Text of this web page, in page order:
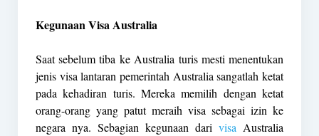
Kegunaan Visa Australia
Saat sebelum tiba ke Australia turis mesti menentukan
jenis visa lantaran pemerintah Australia sangatlah ketat
pada kehadiran turis. Mereka memilih dengan ketat
orang-orang yang patut meraih visa sebagai izin ke
negara nya. Sebagian kegunaan darivisa Australia